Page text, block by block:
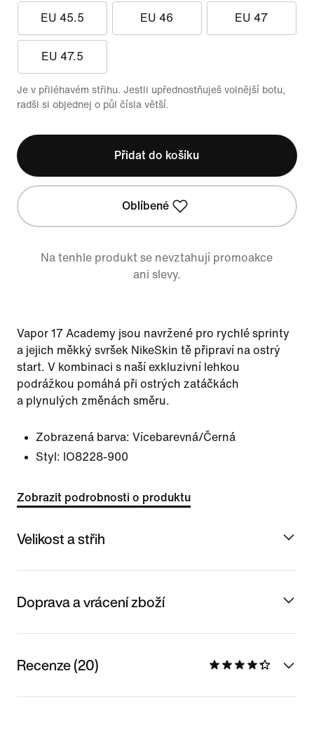
EU 45.5 EU 46 EU 47
EU 47.5
Je v přiléhavém střihu. Jestli upřednostňuješ volnější botu,
radši si objednej o půl čísla větší.
Přidat do košíku
Oblíbené
Na tenhle produkt se nevztahují promoakce
ani slevy.
Vapor 17 Academy jsou navržené pro rychlé sprinty
a jejich měkký svršek NikeSkin tě připraví na ostrý
start. V kombinaci s naší exkluzivní lehkou
podrážkou pomáhá při ostrých zatáčkách
a plynulých změnách směru.
Zobrazená barva: Vícebarevná/Černá
Styl: IO8228-900
Zobrazit podrobnosti o produktu
Velikost a střih
Doprava a vrácení zboží
Recenze (20)